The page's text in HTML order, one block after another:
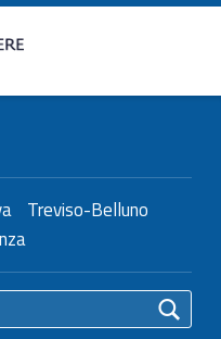
Unioncamere del Veneto
Treviso-Belluno